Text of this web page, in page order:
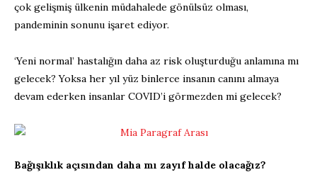
çok gelişmiş ülkenin müdahalede gönülsüz olması,
pandeminin sonunu işaret ediyor.
‘Yeni normal’ hastalığın daha az risk oluşturduğu anlamına mı
gelecek? Yoksa her yıl yüz binlerce insanın canını almaya
devam ederken insanlar COVID’i görmezden mi gelecek?
Bağışıklık açısından daha mı zayıf halde olacağız?